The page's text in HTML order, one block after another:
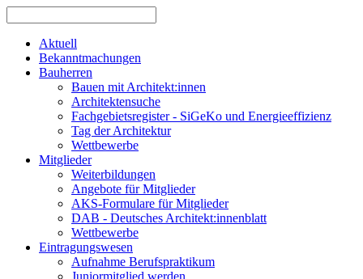
Aktuell
Bekanntmachungen
Bauherren
Bauen mit Architekt:innen
Architektensuche
Fachgebietsregister - SiGeKo und Energieeffizienz
Tag der Architektur
Wettbewerbe
Mitglieder
Weiterbildungen
Angebote für Mitglieder
AKS-Formulare für Mitglieder
DAB - Deutsches Architekt:innenblatt
Wettbewerbe
Eintragungswesen
Aufnahme Berufspraktikum
Juniormitglied werden